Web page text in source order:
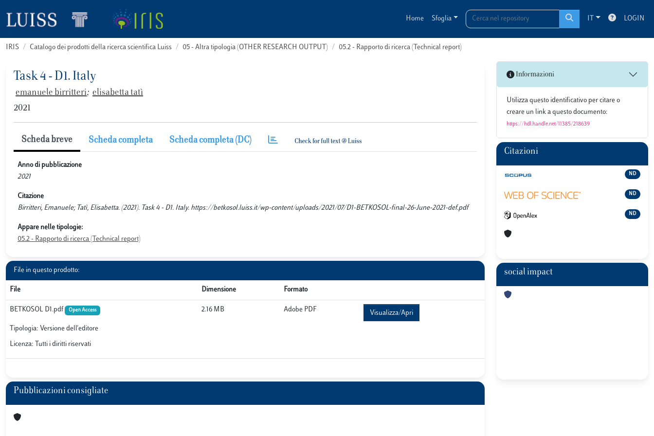
Home Sfoglia IT LOGIN
IRIS Catalogo dei prodotti della ricerca scientifica Luiss 05 - Altra tipologia (OTHER RESEARCH OUTPUT) 05.2 - Rapporto di ricerca (Technical report)
Task 4 - D1. Italy
emanuele birritteri; elisabetta tatì
2021
Scheda breve Scheda completa Scheda completa (DC)
Anno di pubblicazione
2021
Citazione
Birritteri, Emanuele; Tatì, Elisabetta. (2021). Task 4 - D1. Italy. https://betkosol.luiss.it/wp-content/uploads/2021/07/D1-BETKOSOL-final-26-June-2021-def.pdf
Appare nelle tipologie:
05.2 - Rapporto di ricerca (Technical report)
File in questo prodotto:
File Dimensione Formato
BETKOSOL D1.pdf Open Access
Tipologia: Versione dell'editore
Licenza: Tutti i diritti riservati
2.16 MB Adobe PDF Visualizza/Apri
Pubblicazioni consigliate
Informazioni
Utilizza questo identificativo per citare o
creare un link a questo documento:
https://hdl.handle.net/11385/218639
Citazioni
ND
ND
ND
social impact